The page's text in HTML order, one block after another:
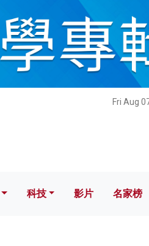
Fri Aug
科技 影片 名
科技 影片 名家榜